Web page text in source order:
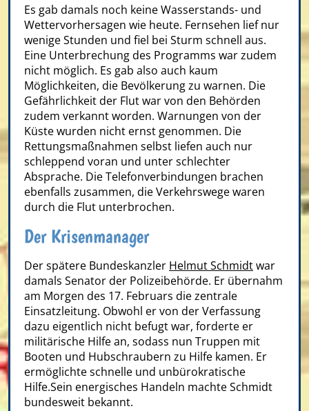
Es gab damals noch keine Wasserstands- und
Wettervorhersagen wie heute. Fernsehen lief nur
wenige Stunden und fiel bei Sturm schnell aus.
Eine Unterbrechung des Programms war zudem
nicht möglich. Es gab also auch kaum
Möglichkeiten, die Bevölkerung zu warnen. Die
Gefährlichkeit der Flut war von den Behörden
zudem verkannt worden. Warnungen von der
Küste wurden nicht ernst genommen. Die
Rettungsmaßnahmen selbst liefen auch nur
schleppend voran und unter schlechter
Absprache. Die Telefonverbindungen brachen
ebenfalls zusammen, die Verkehrswege waren
durch die Flut unterbrochen.
Der Krisenmanager
Der spätere Bundeskanzler Helmut Schmidtwar
damals Senator der Polizeibehörde. Er übernahm
am Morgen des 17. Februars die zentrale
Einsatzleitung. Obwohl er von der Verfassung
dazu eigentlich nicht befugt war, forderte er
militärische Hilfe an, sodass nun Truppen mit
Booten und Hubschraubern zu Hilfe kamen. Er
ermöglichte schnelle und unbürokratische
Hilfe.Sein energisches Handeln machte Schmidt
bundesweit bekannt.